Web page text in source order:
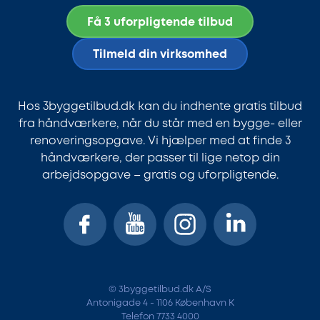
Få 3 uforpligtende tilbud
Tilmeld din virksomhed
Hos 3byggetilbud.dk kan du indhente gratis tilbud
fra håndværkere, når du står med en bygge- eller
renoveringsopgave. Vi hjælper med at finde 3
håndværkere, der passer til lige netop din
arbejdsopgave – gratis og uforpligtende.
© 3byggetilbud.dk A/S
Antonigade 4 - 1106 København K
Telefon 7733 4000